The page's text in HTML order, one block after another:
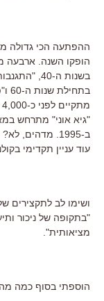
ההפתעה הכי גדולה
הופקו השנה. ארבעה
עוד עניין תקדימי
ושימו לב לתקצירים
"בתקופה של ניכור
מציאותית".
הוספתי בסוף כמה